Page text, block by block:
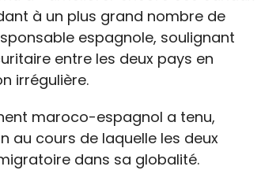
à un plus grand nombre de
espagnole, soulignant
entre les deux pays en
irrégulière.
maroco-espagnol a tenu,
au cours de laquelle les deux
dans sa globalité.